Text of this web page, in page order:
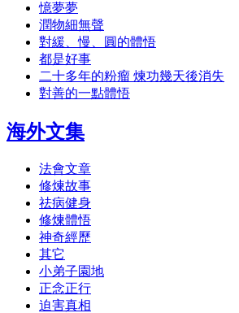
憶夢夢
潤物細無聲
對緩、慢、圓的體悟
都是好事
二十多年的粉瘤 煉功幾天後消失
對善的一點體悟
海外文集
法會文章
修煉故事
祛病健身
修煉體悟
神奇經歷
其它
小弟子園地
正念正行
迫害真相